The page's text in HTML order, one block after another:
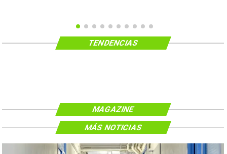
TENDENCIAS
MAGAZINE
MÁS NOTICIAS